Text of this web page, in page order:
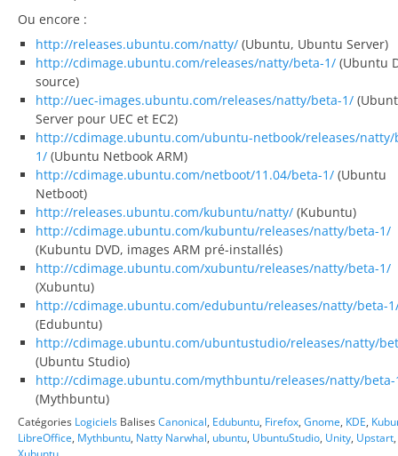
Ou encore :
http://releases.ubuntu.com/natty/ (Ubuntu, Ubuntu Server)
http://cdimage.ubuntu.com/releases/natty/beta-1/ (Ubuntu
source)
http://uec-images.ubuntu.com/releases/natty/beta-1/
Server pour UEC et EC2)
http://cdimage.ubuntu.com/ubuntu-netbook/releases/natty/
1/ (Ubuntu Netbook ARM)
http://cdimage.ubuntu.com/netboot/11.04/beta-1/ (Ubuntu
Netboot)
http://releases.ubuntu.com/kubuntu/natty/ (Kubuntu)
http://cdimage.ubuntu.com/kubuntu/releases/natty/beta-1/
(Kubuntu DVD, images ARM pré-installés)
http://cdimage.ubuntu.com/xubuntu/releases/natty/beta-1/
(Xubuntu)
http://cdimage.ubuntu.com/edubuntu/releases/natty/beta-
(Edubuntu)
http://cdimage.ubuntu.com/ubuntustudio/releases/natty/
(Ubuntu Studio)
http://cdimage.ubuntu.com/mythbuntu/releases/natty/
(Mythbuntu)
Catégories Logiciels BalisesCanonical, Edubuntu, Firefox, Gnome, KDE,
LibreOffice, Mythbuntu, Natty Narwhal, ubuntu, UbuntuStudio, Unity, Upstart,